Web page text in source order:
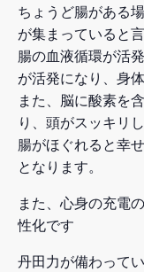
ちょうど腸がある
が集まっていると
腸の血液循環が活
が活発になり、身
また、脳に酸素を
り、頭がスッキリし
腸がほぐれると幸
となります。
また、心身の充電
性化です
丹田力が備わって